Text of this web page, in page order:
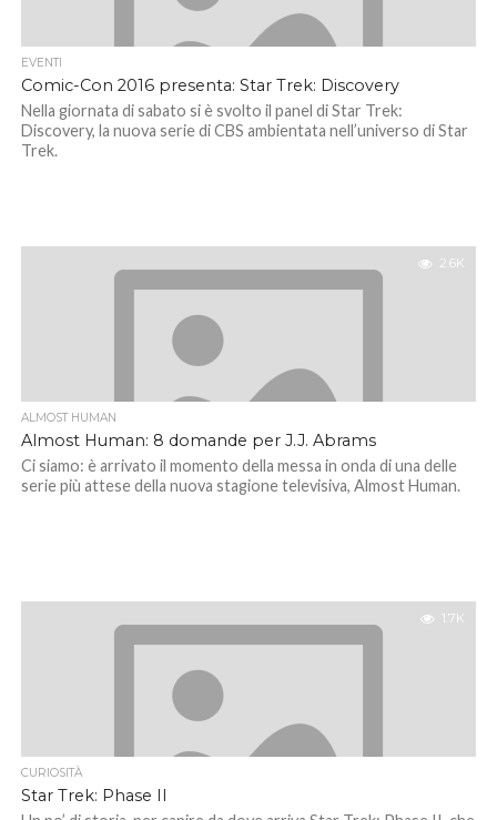
EVENTI
Comic-Con 2016 presenta: Star Trek: Discovery
Nella giornata di sabato si è svolto il panel di Star Trek:
Discovery, la nuova serie di CBS ambientata nell’universo di Star
Trek.
2.6K
ALMOST HUMAN
Almost Human: 8 domande per J.J. Abrams
Ci siamo: è arrivato il momento della messa in onda di una delle
serie più attese della nuova stagione televisiva, Almost Human.
1.7K
CURIOSITÀ
Star Trek: Phase II